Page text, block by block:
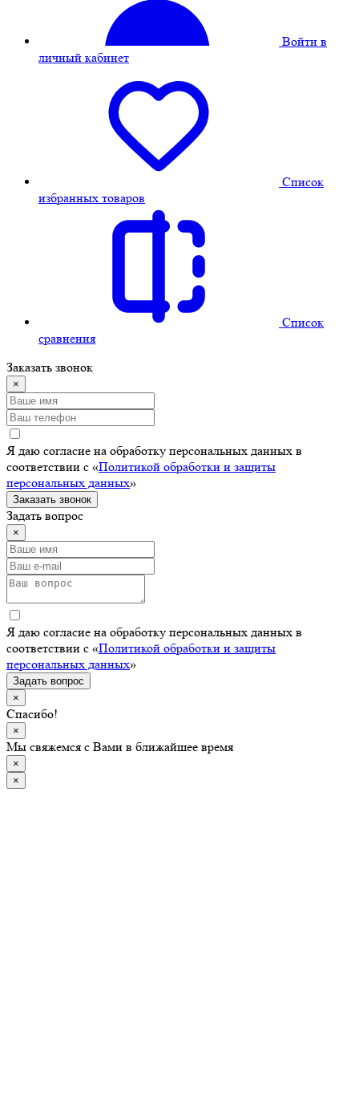
Войти в
личный кабинет
Cписок
избранных товаров
Cписок
сравнения
Заказать звонок
×
Я даю согласие на обработку персональных данных в
соответствии с «Политикой обработки и защиты
персональных данных»
Заказать звонок
Задать вопрос
×
Я даю согласие на обработку персональных данных в
соответствии с «Политикой обработки и защиты
персональных данных»
Задать вопрос
×
Спасибо!
×
Мы свяжемся с Вами в ближайшее время
×
×